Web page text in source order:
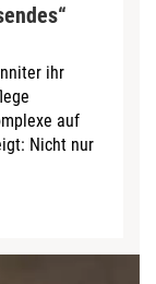
ihr
auf
Nicht nur